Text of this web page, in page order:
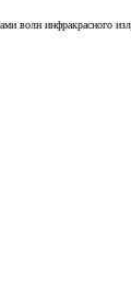
волн инфракрасного